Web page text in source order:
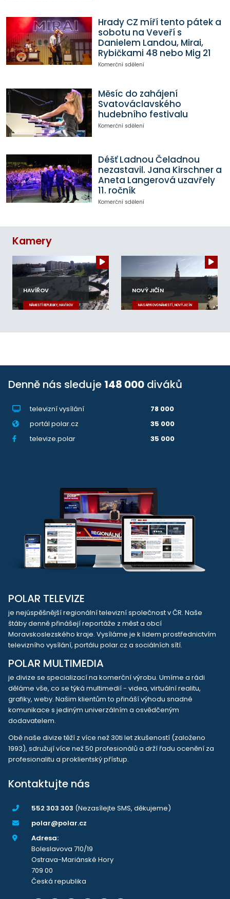
Hrady CZ míří tento pátek a
sobotu na Veveří s
Danielem Landou, Mirai,
Rybičkami 48 nebo Mig 21
Komerční sdělení
Měsíc do zahájení
Svatováclavského
hudebního festivalu
Komerční sdělení
Déšť Ladnou Čeladnou
nezastavil. Jana Kirschner a
Aneta Langerová uzavřely
11. ročník
Komerční sdělení
Kamery
HAVÍŘOV
NÁMĚSTÍ REPUBLIKY, HAVÍŘOV
NOVÝ JIČÍN
MASARYKOVO NÁMĚSTÍ, NOVÝ JIČÍN
Denně nás sleduje 148 000 diváků
televizní vysílání
78 000
portál polar.cz
35 000
televize.polar
35 000
POLAR TELEVIZE
je nejúspěšnější regionální televizní společnost v ČR. Naše
štáby denně přinášejí reportáže z měst a obcí
Moravskoslezského kraje. Vysíláme je k lidem prostřednictvím
televizního vysílání, portálu polar.cz a sociálních sítí.
POLAR MULTIMEDIA
je divize se specializací na komerční výrobu. Umíme a rádi
děláme vše, co se týká multimedií - videa, virtuální realitu,
grafiky, weby. Našim klientům to přináší výhodu snadné
komunikace s jediným univerzálním a osvědčeným
dodavatelem.
Obě naše divize těží z více než 30ti let zkušeností (založeno
1993), sdružují více než 50 profesionálů a drží řadu ocenění za
profesionalitu a proklientský přístup.
Kontaktujte nás
552 303 303 (Nezasílejte SMS, děkujeme)
polar@polar.cz
Adresa:
Boleslavova 710/19
Ostrava-Mariánské Hory
709 00
Česká republika